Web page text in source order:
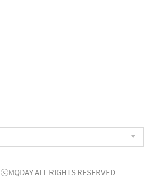
ⓒMQDAY ALL RIGHTS RESERVED